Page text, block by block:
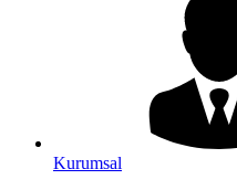
Kurumsal